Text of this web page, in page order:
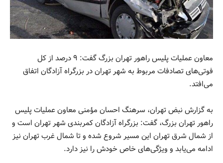
معاون عملیات پلیس راهور تهران بزرگ گفت: ۹ درصد از کل
فوتی‌های تصادفات مربوط به شهر تهران در بزرگراه آزادگان اتفاق
می‌افتد.
به گزارش نبض تهران، سرهنگ احسان مؤمنی معاون عملیات پلیس
راهور تهران بزرگ، گفت: بزرگراه آزادگان کمربندی شهر تهران است و
از شمال شرق تهران این مسیر شروع شده و تا شمال غرب تهران نیز
ادامه می‌یابد و ویژگی‌های خاص خودش را نیز دارد.